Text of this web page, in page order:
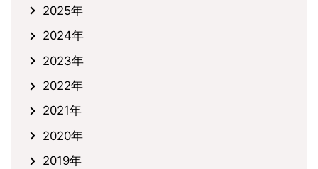
2025年
2024年
2023年
2022年
2021年
2020年
2019年